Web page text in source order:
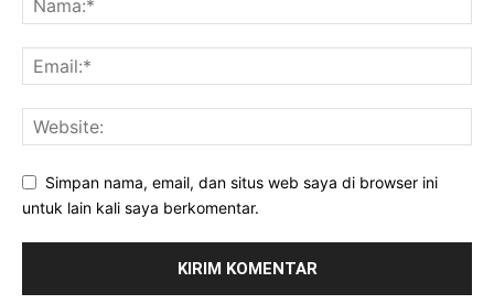
Simpan nama, email, dan situs web saya di browser ini
untuk lain kali saya berkomentar.